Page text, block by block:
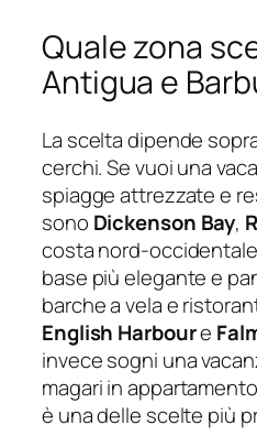
Quale zona
Antigua e
La scelta dipende
cerchi. Se vuoi una
spiagge attrezzate e
sono Dickenson Bay,
costa nord-
base più elegante e
barche a vela e
English Harboure
invece sogni una
magari in
è una delle scelte più